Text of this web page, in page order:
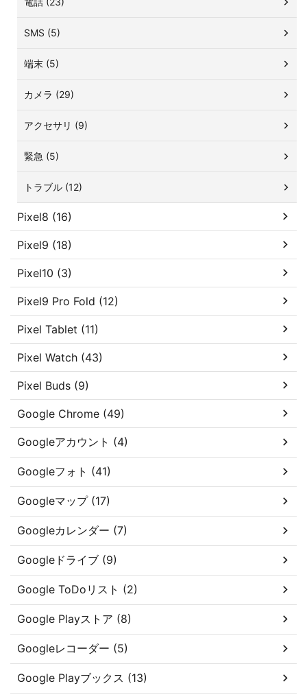
SMS (5)
端末 (5)
カメラ (29)
アクセサリ (9)
緊急 (5)
トラブル (12)
Pixel8 (16)
Pixel9 (18)
Pixel10 (3)
Pixel9 Pro Fold (12)
Pixel Tablet (11)
Pixel Watch (43)
Pixel Buds (9)
Google Chrome (49)
Googleアカウント (4)
Googleフォト (41)
Googleマップ (17)
Googleカレンダー (7)
Googleドライブ (9)
Google ToDoリスト (2)
Google Playストア (8)
Googleレコーダー (5)
Google Playブックス (13)